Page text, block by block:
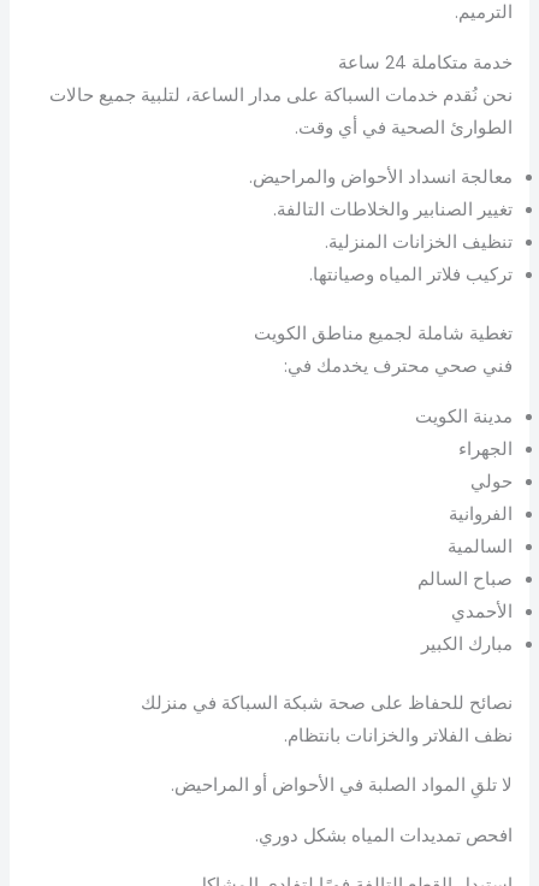
الترميم.
خدمة متكاملة 24 ساعة
نحن نُقدم خدمات السباكة على مدار الساعة، لتلبية جميع حالات
الطوارئ الصحية في أي وقت.
معالجة انسداد الأحواض والمراحيض.
تغيير الصنابير والخلاطات التالفة.
تنظيف الخزانات المنزلية.
تركيب فلاتر المياه وصيانتها.
تغطية شاملة لجميع مناطق الكويت
فني صحي محترف يخدمك في:
مدينة الكويت
الجهراء
حولي
الفروانية
السالمية
صباح السالم
الأحمدي
مبارك الكبير
نصائح للحفاظ على صحة شبكة السباكة في منزلك
نظف الفلاتر والخزانات بانتظام.
لا تلقِ المواد الصلبة في الأحواض أو المراحيض.
افحص تمديدات المياه بشكل دوري.